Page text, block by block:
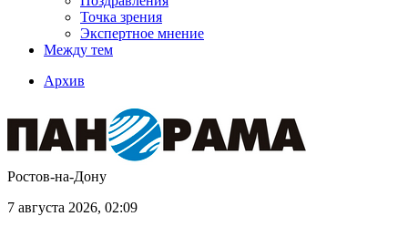
Точка зрения
Экспертное мнение
Между тем
Архив
Ростов-на-Дону
7 августа 2026, 02:09